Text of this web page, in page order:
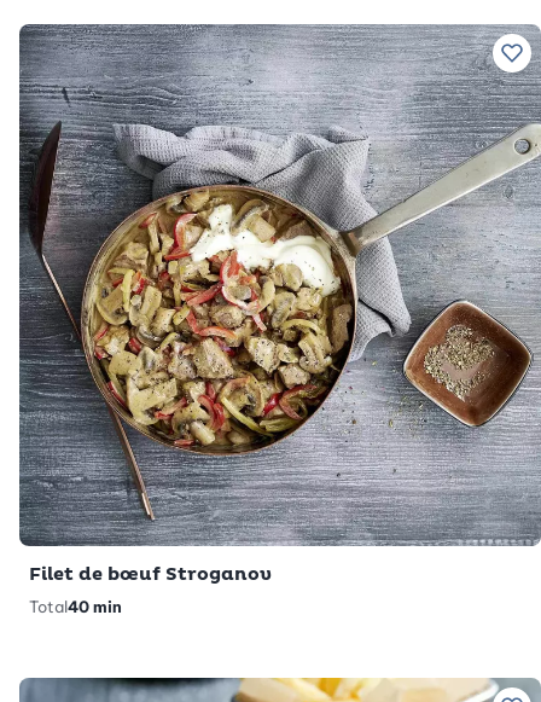
Filet de bœuf Stroganov
Total40 min